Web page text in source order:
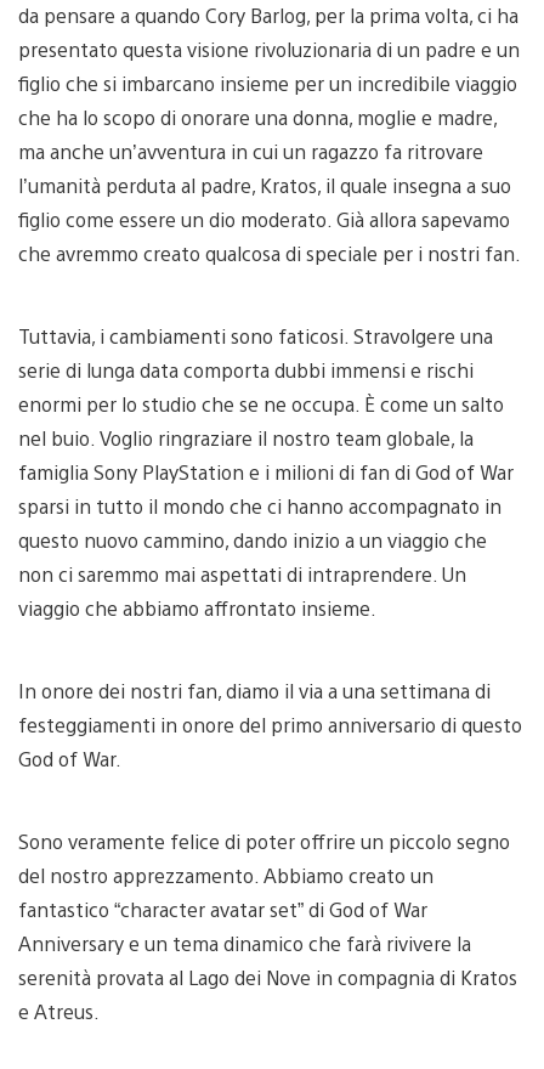
da pensare a quando Cory Barlog, per la prima volta, ci ha
presentato questa visione rivoluzionaria di un padre e un
figlio che si imbarcano insieme per un incredibile viaggio
che ha lo scopo di onorare una donna, moglie e madre,
ma anche un’avventura in cui un ragazzo fa ritrovare
l’umanità perduta al padre, Kratos, il quale insegna a suo
figlio come essere un dio moderato. Già allora sapevamo
che avremmo creato qualcosa di speciale per i nostri fan.
Tuttavia, i cambiamenti sono faticosi. Stravolgere una
serie di lunga data comporta dubbi immensi e rischi
enormi per lo studio che se ne occupa. È come un salto
nel buio. Voglio ringraziare il nostro team globale, la
famiglia Sony PlayStation e i milioni di fan di God of War
sparsi in tutto il mondo che ci hanno accompagnato in
questo nuovo cammino, dando inizio a un viaggio che
non ci saremmo mai aspettati di intraprendere. Un
viaggio che abbiamo affrontato insieme.
In onore dei nostri fan, diamo il via a una settimana di
festeggiamenti in onore del primo anniversario di questo
God of War.
Sono veramente felice di poter offrire un piccolo segno
del nostro apprezzamento. Abbiamo creato un
fantastico “character avatar set” di God of War
Anniversary e un tema dinamico che farà rivivere la
serenità provata al Lago dei Nove in compagnia di Kratos
e Atreus.